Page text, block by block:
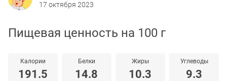
17 октября 2023
Пищевая ценность на 100 г
Калории
191.5
Белки
14.8
Жиры
10.3
Углеводы
9.3